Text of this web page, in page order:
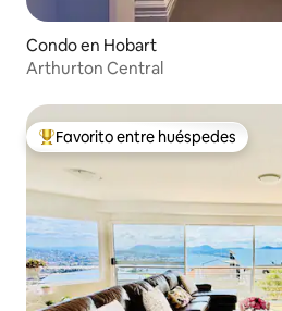
Condo en Hobart
Arthurton Central
Favorito entre huéspedes preferido
Favorito entre huéspedes